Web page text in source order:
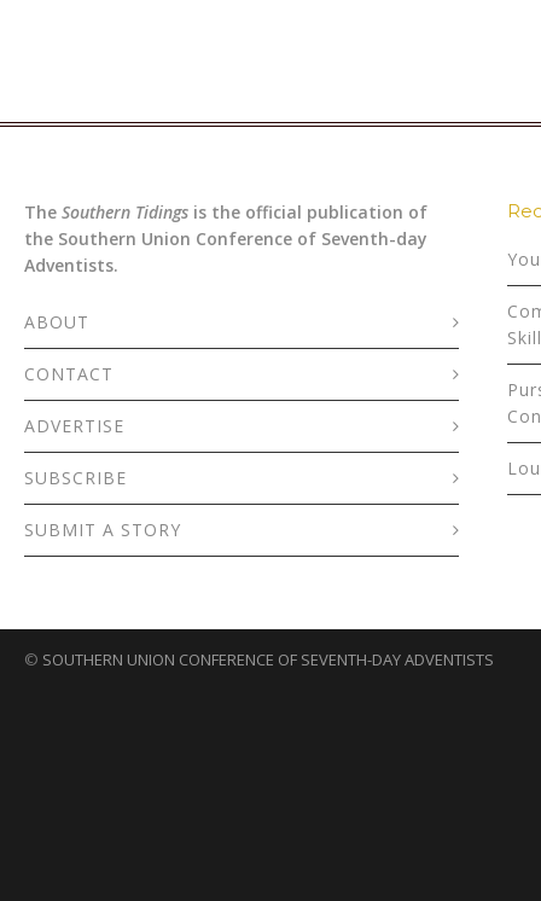
The Southern Tidings is the official publication of
the Southern Union Conference of Seventh-day
Adventists.
ABOUT
CONTACT
ADVERTISE
SUBSCRIBE
SUBMIT A STORY
© SOUTHERN UNION CONFERENCE OF SEVENTH-DAY ADVENTISTS